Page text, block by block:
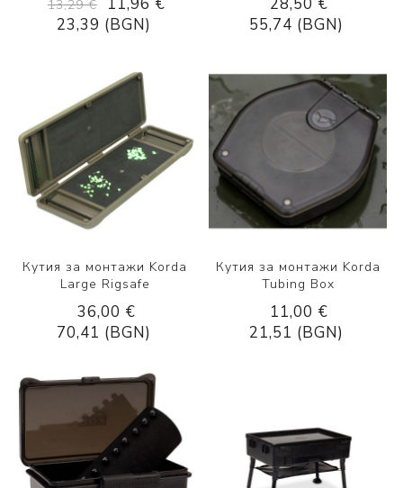
13,29 €
23,39 (BGN)
55,74 (BGN)
Кутия за монтажи Korda
Large Rigsafe
36,00 €
70,41 (BGN)
Кутия за монтажи Korda
Tubing Box
11,00 €
21,51 (BGN)